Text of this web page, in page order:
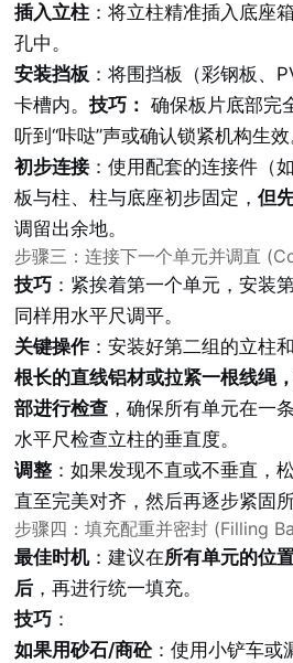
插入立柱 ：将立柱精准插入底座
孔中。
安装挡板 ：将围挡板（彩钢板、
卡槽内。技巧： 确保板片底部完
听到“咔哒”声或确认锁紧机构生效
初步连接：使用配套的连接件（
板与柱、柱与底座初步固定，但
调留出余地。
步骤三：连接下一个单元并调直
技巧 ：紧挨着第一个单元，安装
同样用水平尺调平。
关键操作：安装好第二组的立柱
根长的直线铝材或拉紧一根线绳
部进行检查 ，确保所有单元在一
水平尺检查立柱的垂直度。
调整 ：如果发现不直或不垂直，
直至完美对齐，然后再逐步紧固
步骤四：填充配重并密封 (Filling
最佳时机：建议在所有单元的位
后 ，再进行统一填充。
技巧 ：
如果用砂石/商砼：使用小铲车或